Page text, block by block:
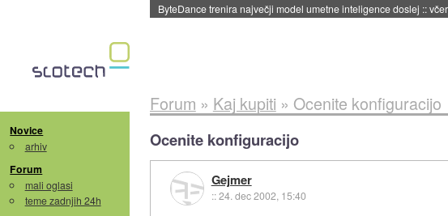
Spletne strani začele streči oglase za agente umetne inteligence
Novice
arhiv
Forum
mali oglasi
teme zadnjih 24h
Forum » Kaj kupiti » Ocenite konfiguracijo
Ocenite konfiguracijo
Gejmer
::24. dec 2002, 15:40